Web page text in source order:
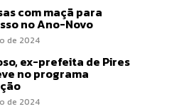
com maçã para
no Ano-Novo
de 2024
ex-prefeita de Pires
no programa
de 2024